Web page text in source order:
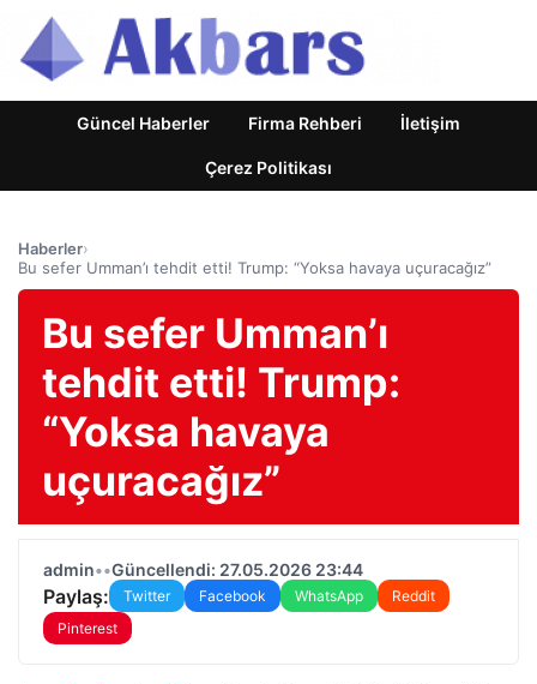
Güncel Haberler Firma Rehberi İletişim
Çerez Politikası
Haberler›
Bu sefer Umman’ı tehdit etti! Trump: “Yoksa havaya uçuracağız”
Bu sefer Umman’ı
tehdit etti! Trump:
“Yoksa havaya
uçuracağız”
admin••Güncellendi: 27.05.2026 23:44
Paylaş: Twitter Facebook WhatsApp
Reddit
Pinterest